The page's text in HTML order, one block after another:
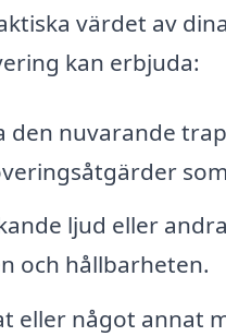
värdet av
kan erbjuda:
den nuvarande
ljud eller
och hållbarheten.
eller något annat